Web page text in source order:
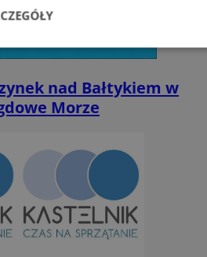
nad Bałtykiem w
Morze
Wydajność
Niesklasyfikowane
Wydajność Targetowanie